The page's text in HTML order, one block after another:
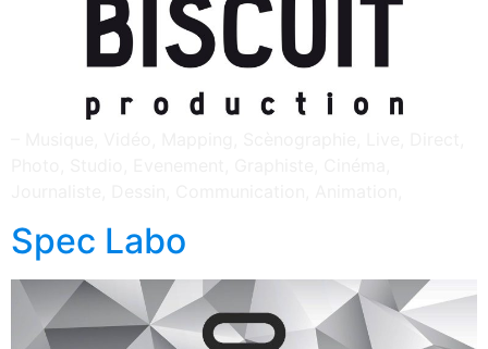
Spec Labo